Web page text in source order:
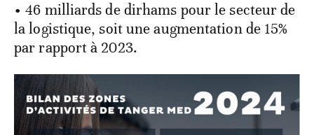
• 46 milliards de dirhams pour le secteur de
la logistique, soit une augmentation de 15%
par rapport à 2023.